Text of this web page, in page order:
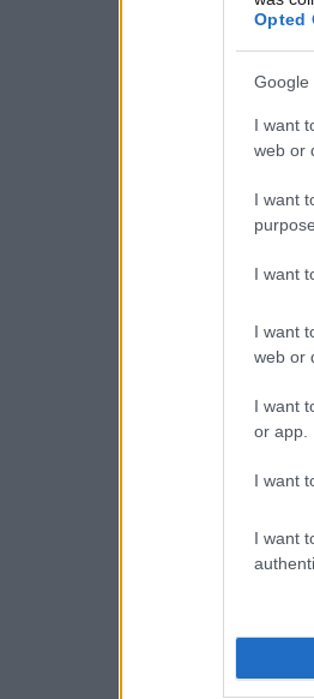
Opted
Google
I want
web or
I want
I want
I want
web or
I want
or app.
I want
I want